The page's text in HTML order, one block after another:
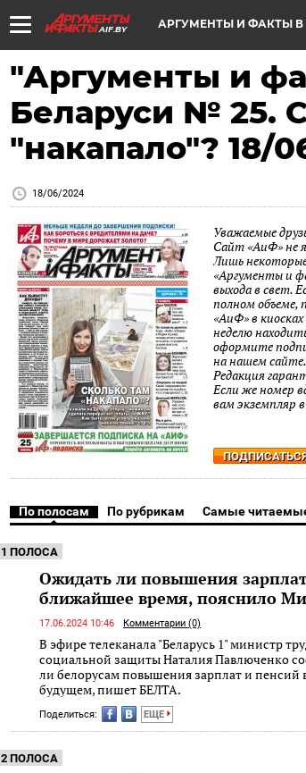
AIF.BY АРГУМЕНТЫ И ФАКТЫ В
"Аргументы и
Беларуси № 25.
"накапало"? 18/
18/06/2024
Уважаемые
Сайт «АиФ» не
Лишь
«Аргументы и
выхода в свет.
полном
«АиФ» в
неделю
оформите
на нашем
Редакция
Если же номер
вам экземпляр
По полосам По рубрикам Самые
1 ПОЛОСА
Ожидать ли повышения
ближайшее время, пояснило
17.06.2024 10:46 Комментарии (0)
В эфире телеканала "Беларусь 1" министр
социальной защиты Наталия Павлюченко
ли белорусам повышения зарплат и
будущем, пишет БЕЛТА.
Поделиться: ЕЩЕ
2 ПОЛОСА